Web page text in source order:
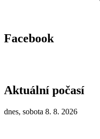
Facebook
Aktuální počasí
dnes, sobota 8. 8. 2026